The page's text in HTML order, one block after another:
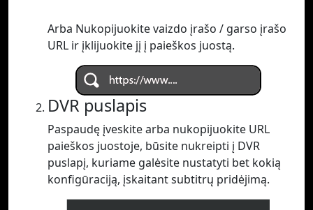
Arba Nukopijuokite vaizdo įrašo / garso įrašo
URL ir įklijuokite jį į paieškos juostą.
DVR puslapis
Paspaudę įveskite arba nukopijuokite URL
paieškos juostoje, būsite nukreipti į DVR
puslapį, kuriame galėsite nustatyti bet kokią
konfigūraciją, įskaitant subtitrų pridėjimą.